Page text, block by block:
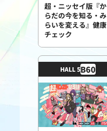
超・ニッセイ版『か
らだの今を知る・み
らいを変える』健康
チェック
HALL 5B60